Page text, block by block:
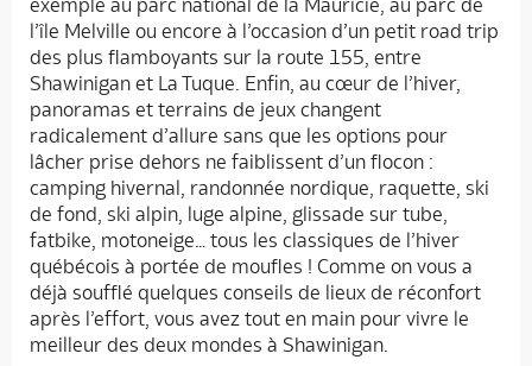
exemple au parc national de la Mauricie, au parc de
l’île Melville ou encore à l’occasion d’un petit road trip
des plus flamboyants sur la route 155, entre
Shawinigan et La Tuque. Enfin, au cœur de l’hiver,
panoramas et terrains de jeux changent
radicalement d’allure sans que les options pour
lâcher prise dehors ne faiblissent d’un flocon :
camping hivernal, randonnée nordique, raquette, ski
de fond, ski alpin, luge alpine, glissade sur tube,
fatbike, motoneige… tous les classiques de l’hiver
québécois à portée de moufles ! Comme on vous a
déjà soufflé quelques conseils de lieux de réconfort
après l’effort, vous avez tout en main pour vivre le
meilleur des deux mondes à Shawinigan.